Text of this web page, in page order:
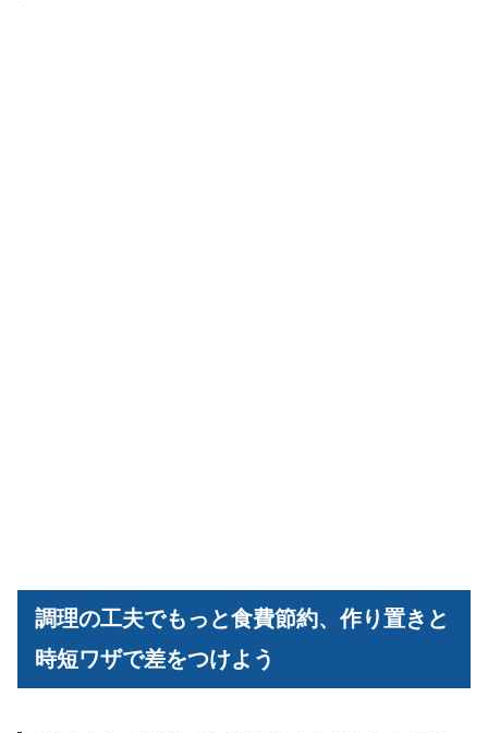
調理の工夫でもっと食費節約、作り置きと
時短ワザで差をつけよう